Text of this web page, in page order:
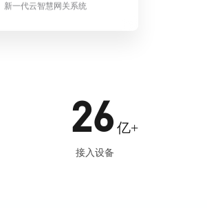
新一代云智慧网关系统
26 亿+
接入设备